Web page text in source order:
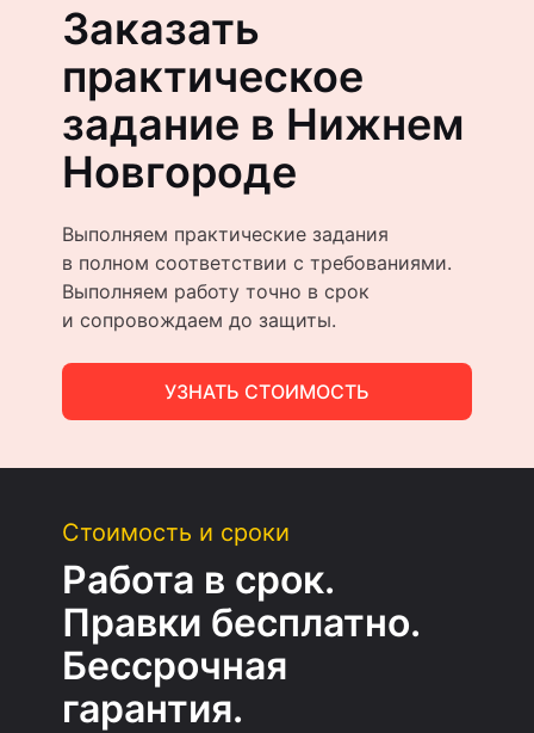
Заказать
практическое
задание в Нижнем
Новгороде
Выполняем практические задания
в полном соответствии с требованиями.
Выполняем работу точно в срок
и сопровождаем до защиты.
УЗНАТЬ СТОИМОСТЬ
Стоимость и сроки
Работа в срок.
Правки бесплатно.
Бессрочная
гарантия.